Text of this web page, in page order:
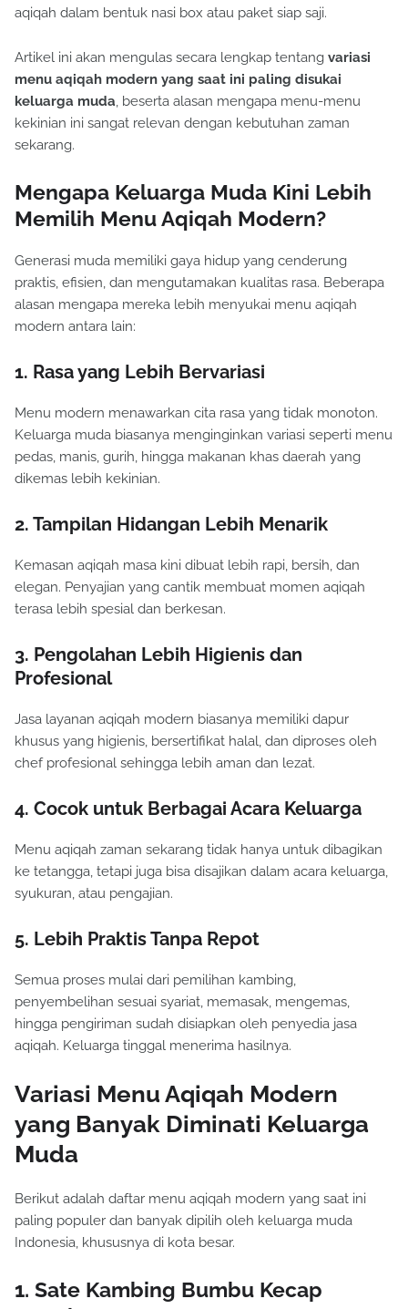
aqiqah dalam bentuk nasi box atau paket siap saji.
Artikel ini akan mengulas secara lengkap tentang variasi
menu aqiqah modern yang saat ini paling disukai
keluarga muda, beserta alasan mengapa menu-menu
kekinian ini sangat relevan dengan kebutuhan zaman
sekarang.
Mengapa Keluarga Muda Kini Lebih
Memilih Menu Aqiqah Modern?
Generasi muda memiliki gaya hidup yang cenderung
praktis, efisien, dan mengutamakan kualitas rasa. Beberapa
alasan mengapa mereka lebih menyukai menu aqiqah
modern antara lain:
1. Rasa yang Lebih Bervariasi
Menu modern menawarkan cita rasa yang tidak monoton.
Keluarga muda biasanya menginginkan variasi seperti menu
pedas, manis, gurih, hingga makanan khas daerah yang
dikemas lebih kekinian.
2. Tampilan Hidangan Lebih Menarik
Kemasan aqiqah masa kini dibuat lebih rapi, bersih, dan
elegan. Penyajian yang cantik membuat momen aqiqah
terasa lebih spesial dan berkesan.
3. Pengolahan Lebih Higienis dan
Profesional
Jasa layanan aqiqah modern biasanya memiliki dapur
khusus yang higienis, bersertifikat halal, dan diproses oleh
chef profesional sehingga lebih aman dan lezat.
4. Cocok untuk Berbagai Acara Keluarga
Menu aqiqah zaman sekarang tidak hanya untuk dibagikan
ke tetangga, tetapi juga bisa disajikan dalam acara keluarga,
syukuran, atau pengajian.
5. Lebih Praktis Tanpa Repot
Semua proses mulai dari pemilihan kambing,
penyembelihan sesuai syariat, memasak, mengemas,
hingga pengiriman sudah disiapkan oleh penyedia jasa
aqiqah. Keluarga tinggal menerima hasilnya.
Variasi Menu Aqiqah Modern
yang Banyak Diminati Keluarga
Muda
Berikut adalah daftar menu aqiqah modern yang saat ini
paling populer dan banyak dipilih oleh keluarga muda
Indonesia, khususnya di kota besar.
1. Sate Kambing Bumbu Kecap